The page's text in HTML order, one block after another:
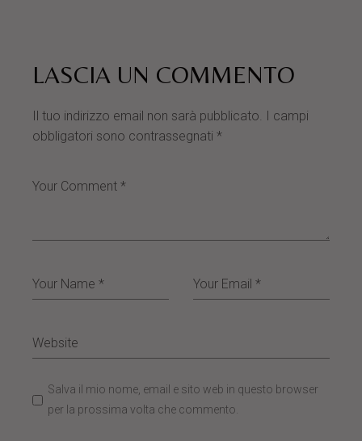
LASCIA UN COMMENTO
Il tuo indirizzo email non sarà pubblicato. I campi
obbligatori sono contrassegnati*
Salva il mio nome, email e sito web in questo browser
per la prossima volta che commento.